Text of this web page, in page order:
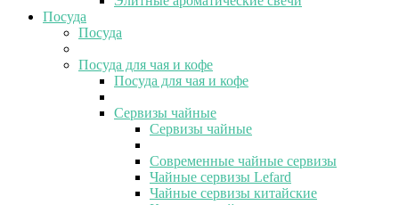
Посуда
Посуда
Посуда для чая и кофе
Посуда для чая и кофе
Сервизы чайные
Сервизы чайные
Современные чайные сервизы
Чайные сервизы Lefard
Чайные сервизы китайские